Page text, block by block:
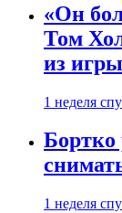
«Он
Том
из
1 неделя
Бортко
1 неделя